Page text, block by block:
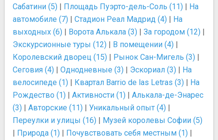
Сабатини (5) | Площадь Пуэрто-дель-Соль (11) | На
автомобиле (7) | Стадион Реал Мадрид (4) | На
выходных (6) | Ворота Алькала (3) | За городом (12) |
Экскурсионные туры (12) | В помещении (4) |
Королевский дворец (15) | Рынок Сан-Мигель (3) |
Сеговия (4) | Однодневные (3) | Эскориал (3) | На
велосипеде (1) | Квартал Barrio de las Letras (3) | На
Рождество (1) | Активности (1) | Алькала-де-Энарес
(3) | Авторские (11) | Уникальный опыт (4) |
Переулки и улицы (16) | Музей королевы Софии (5)
| Природа (1) | Почувствовать себя местным (1) |